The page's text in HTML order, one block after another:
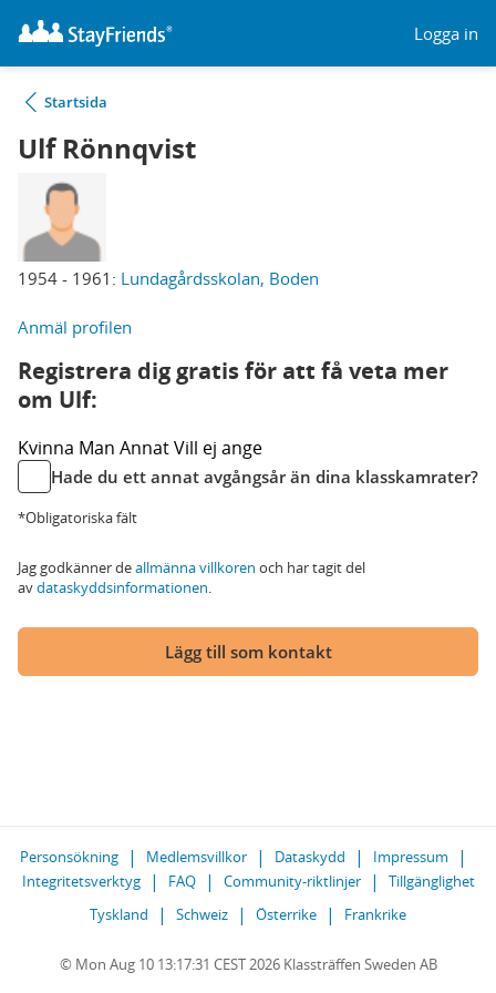
Logga in
Startsida
Ulf Rönnqvist
1954 - 1961: Lundagårdsskolan, Boden
Anmäl profilen
Registrera dig gratis för att få veta mer
om Ulf:
Kvinna Man AnnatVill ej ange
Hade du ett annat avgångsår än dina klasskamrater?
*Obligatoriska fält
Jag godkänner deallmänna villkoren och har tagit del
avdataskyddsinformationen.
Lägg till som kontakt
Personsökning Medlemsvillkor Dataskydd
Impressum
Integritetsverktyg
FAQ Community-riktlinjer
Tillgänglighet
Tyskland
Schweiz Österrike Frankrike
© Mon Aug 10 13:17:31 CEST 2026 Klassträffen Sweden AB